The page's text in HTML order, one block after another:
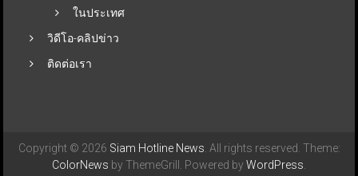
ในประเทศ
วิดีโอ-คลิปข่าว
ติดต่อเรา
Copyright © 2026 Siam Hotline News . All rights reserved. Theme:
ColorNews by ThemeGrill. Powered byWordPress